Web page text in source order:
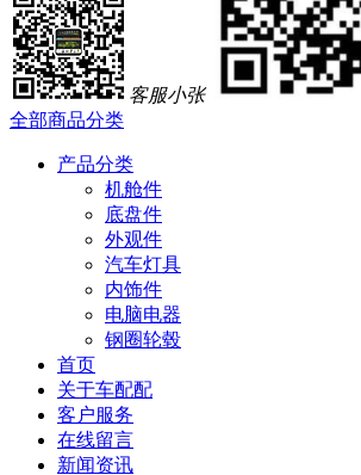
客服小张
全部商品分类
产品分类
机舱件
底盘件
外观件
汽车灯具
内饰件
电脑电器
钢圈轮毂
首页
关于车配配
客户服务
在线留言
新闻资讯